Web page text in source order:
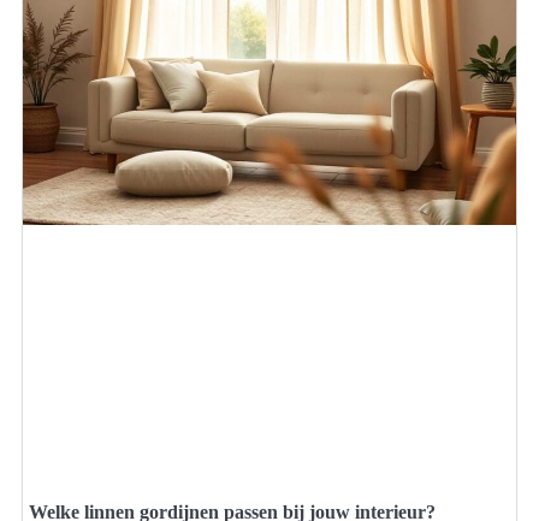
Welke linnen gordijnen passen bij jouw interieur?